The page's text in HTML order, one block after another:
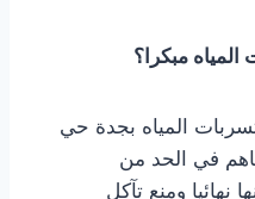
مبكرا؟
المياه بجدة حي
في الحد من
نهائيا ومنع تآكل